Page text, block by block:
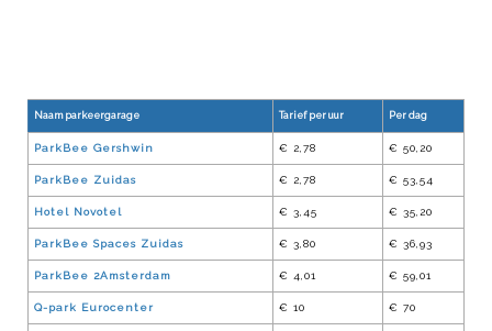
Naam parkeergarage Tarief per uur Per dag
ParkBee Gershwin € 2,78 € 50,20
ParkBee Zuidas € 2,78 € 53,54
Hotel Novotel € 3,45 € 35,20
ParkBee Spaces Zuidas € 3,80 € 36,93
ParkBee 2Amsterdam € 4,01 € 59,01
Q-park Eurocenter € 10 € 70